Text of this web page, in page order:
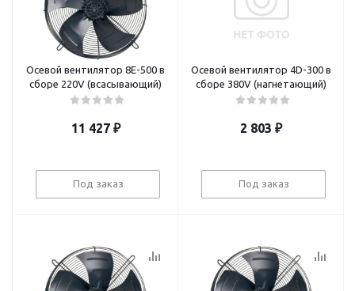
Осевой вентилятор 8E-500 в
сборе 220V (всасывающий)
11 427₽
Под заказ
Осевой вентилятор 4D-300 в
сборе 380V (нагнетающий)
2 803 ₽
Под заказ